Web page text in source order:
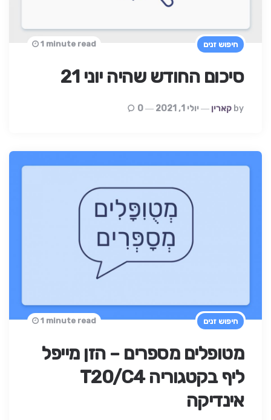
חיפוש זנים
סיכום החודש שהיה יוני 21
Posted
By
By קארין יולי 1, 2021
1 minute read
0
חיפוש זנים
מטופלים מספרים – הזן מייפל
ליף בקטגוריה T20/C4
אינדיקה
1 minute read